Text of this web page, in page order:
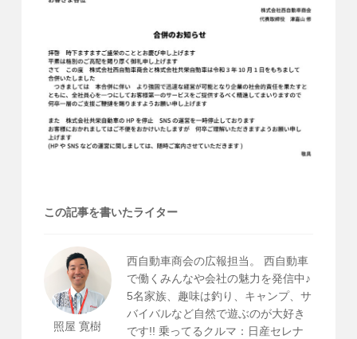
この記事を書いたライター
照屋 寛樹
西自動車商会の広報担当。 西自動車
で働くみんなや会社の魅力を発信中♪
5名家族、趣味は釣り、キャンプ、サ
バイバルなど自然で遊ぶのが大好き
です!! 乗ってるクルマ：日産セレナ